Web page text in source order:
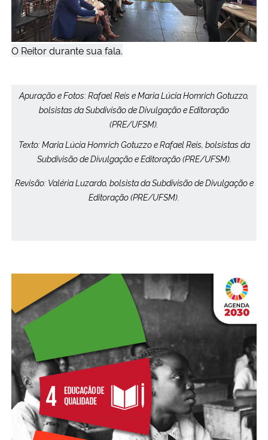
O Reitor durante sua fala.
Apuração e Fotos: Rafael Reis e Maria Lúcia Homrich Gotuzzo,
bolsistas da Subdivisão de Divulgação e Editoração
(PRE/UFSM).
Texto: Maria Lúcia Homrich Gotuzzo e Rafael Reis, bolsistas da
Subdivisão de Divulgação e Editoração (PRE/UFSM).
Revisão: Valéria Luzardo, bolsista da Subdivisão de Divulgação e
Editoração (PRE/UFSM).